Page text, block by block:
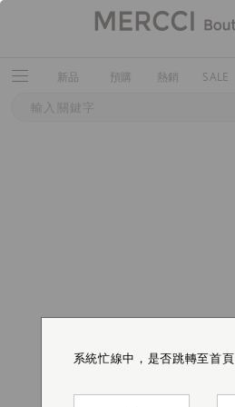
新品 預購 熱銷 SALE
系統忙線中，是否跳轉至首頁
系統忙線中，是否跳轉至首頁
系統忙線中，是否跳轉至首頁
系統忙線中，是否跳轉至首頁
系統忙線中，是否跳轉至首頁